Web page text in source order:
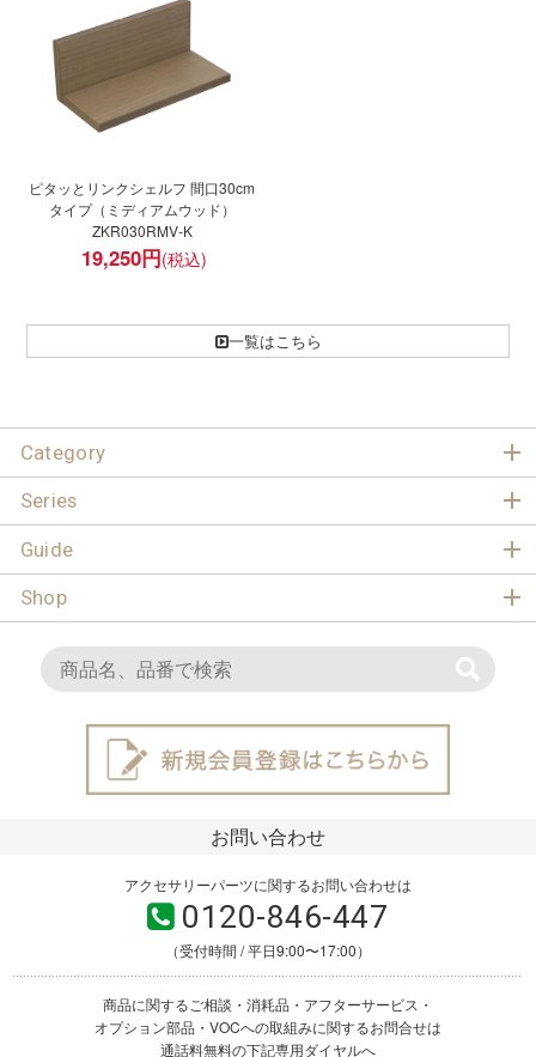
ピタッとリンクシェルフ 間口30cm
タイプ（ミディアムウッド）
ZKR030RMV-K
19,250円
一覧はこちら
Category
Series
Guide
Shop
お問い合わせ
アクセサリーパーツに関するお問い合わせは
0120-846-447
（受付時間 / 平日9:00〜17:00）
商品に関するご相談・消耗品・アフターサービス・
オプション部品・VOCへの取組みに関するお問合せは
通話料無料の下記専用ダイヤルへ